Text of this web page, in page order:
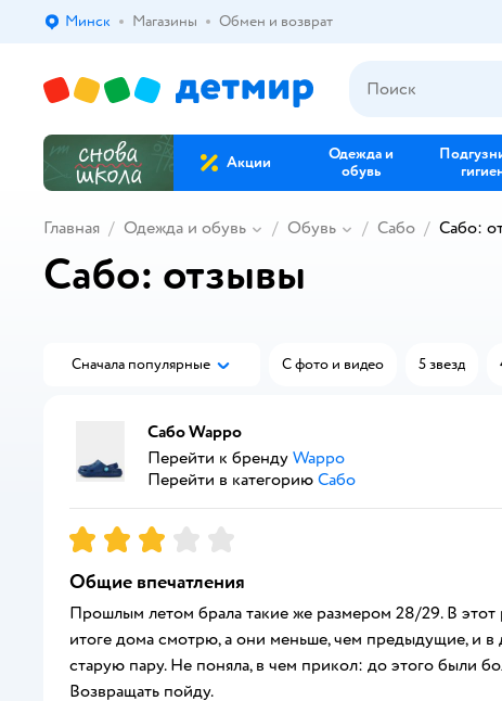
Выбор адреса доставки.
Минск Магазины Обмен и возврат
Акции
Одежда и
обувь
Главная Одежда и обувь Обувь Сабо Сабо:
Сабо: отзывы
Сначала популярные С фото и видео 5 звезд
Сабо Wappo
Перейти к бренду Wappo
Перейти в категорию Сабо
Рейтинг:3
Общие впечатления
Прошлым летом брала такие же размером 28/29. В этот
итоге дома смотрю, а они меньше, чем предыдущие, и в
старую пару. Не поняла, в чем прикол: до этого были
Возвращать пойду.